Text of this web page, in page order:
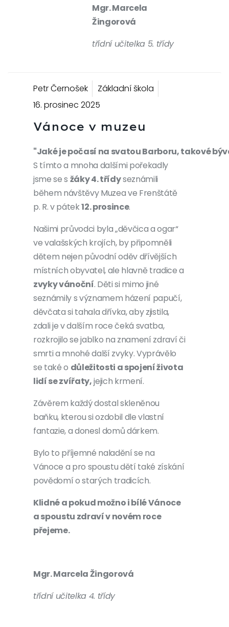
Mgr. Marcela
Žingorová
třídní učitelka 5. třídy
Petr Černošek
Základní škola
16. prosinec 2025
Vánoce v muzeu
"Jaké je počasí na svatou Barboru, takové
S tímto a mnoha dalšími pořekadly
jsme se s žáky 4. třídyseznámili
během návštěvy Muzea ve Frenštátě
p. R. v pátek12. prosince.
Našimi průvodci byla „děvčica a ogar“
ve valašských krojích, by připomněli
dětem nejen původní oděv dřívějších
místních obyvatel, ale hlavně tradice a
zvyky vánoční. Děti si mimo jiné
seznámily s významem házení papučí,
děvčata si tahala dřívka, aby zjistila,
zdali je v dalším roce čeká svatba,
rozkrojilo se jablko na znamení zdraví či
smrti a mnohé další zvyky. Vyprávělo
se také o důležitosti a spojení života
lidí se zvířaty,jejich krmení.
Závěrem každý dostal skleněnou
baňku, kterou si ozdobil dle vlastní
fantazie, a donesl domů dárkem.
Bylo to příjemné naladění se na
Vánoce a pro spoustu dětí také získání
povědomí o starých tradicích.
Klidné a pokud možno i bílé Vánoce
a spoustu zdraví v novém roce
přejeme.
Mgr. Marcela Žingorová
třídní učitelka 4. třídy